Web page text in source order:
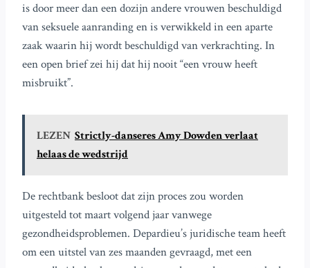
is door meer dan een dozijn andere vrouwen beschuldigd
van seksuele aanranding en is verwikkeld in een aparte
zaak waarin hij wordt beschuldigd van verkrachting. In
een open brief zei hij dat hij nooit “een vrouw heeft
misbruikt”.
LEZEN Strictly-danseres Amy Dowden verlaat
helaas de wedstrijd
De rechtbank besloot dat zijn proces zou worden
uitgesteld tot maart volgend jaar vanwege
gezondheidsproblemen. Depardieu’s juridische team heeft
om een uitstel van zes maanden gevraagd, met een